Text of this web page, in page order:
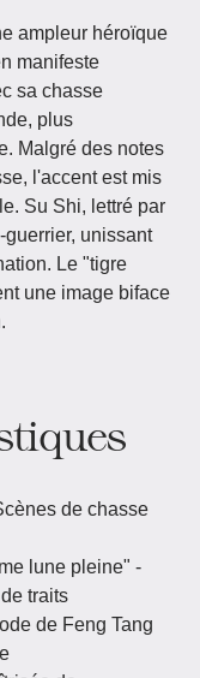
ampleur héroïque
manifeste
sa chasse
plus
Malgré des notes
l'accent est mis
Su Shi, lettré par
unissant
Le "tigre
une image biface
de chasse
lune pleine" -
traits
de Feng Tang